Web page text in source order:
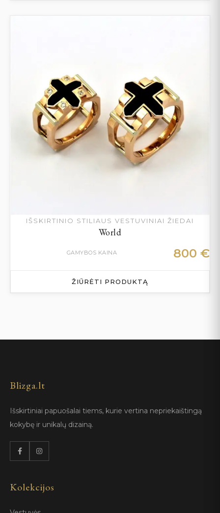
IŠSKIRTINIO STILIAUS VESTUVINIAI ŽIEDAI
World
GAMYBOS KAINA 800 €
ŽIŪRĖTI PRODUKTĄ
Blizga.lt
Išskirtiniai papuošalai tiems, kurie vertina nepriekaištingą
kokybę ir unikalų dizainą.
Kolekcijos